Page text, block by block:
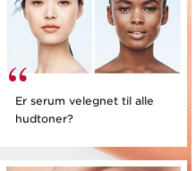
Er serum velegnet til alle
hudtoner?